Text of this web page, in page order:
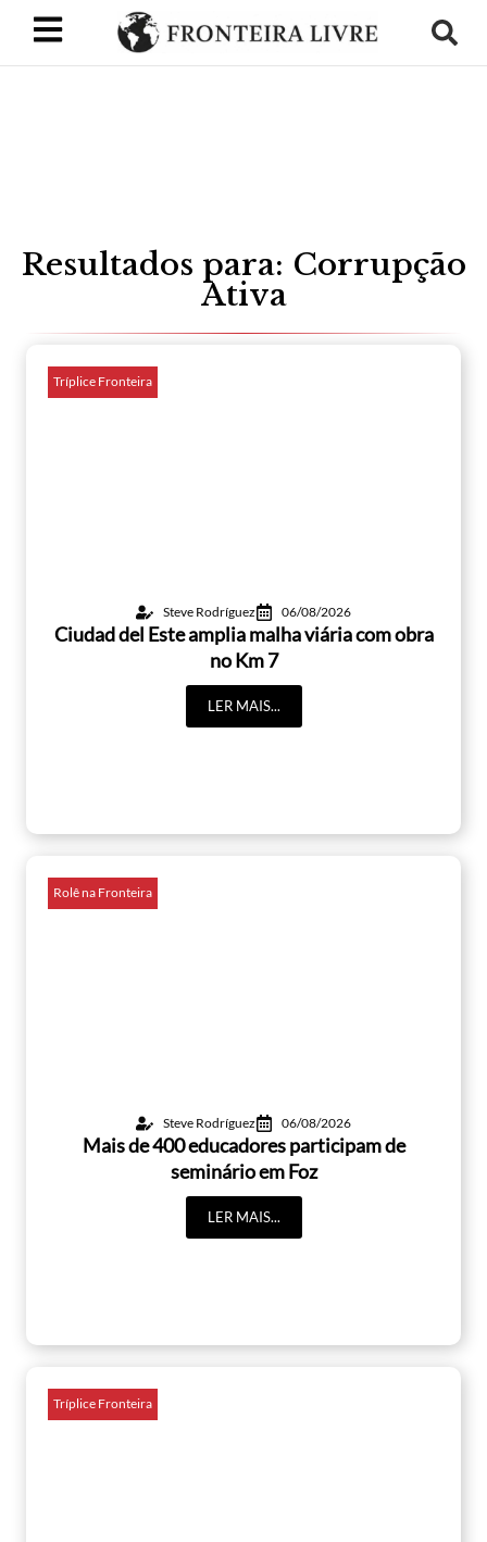
Resultados para: Corrupção
Ativa
Tríplice Fronteira
Steve Rodríguez 06/08/2026
Ciudad del Este amplia malha viária com obra
no Km 7
LER MAIS...
Rolê na Fronteira
Steve Rodríguez 06/08/2026
Mais de 400 educadores participam de
seminário em Foz
LER MAIS...
Tríplice Fronteira